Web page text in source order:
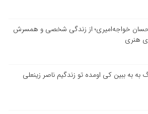
خواجه‌امیری؛ از زندگی شخصی و همسرش
هنری
به به ببین کی اومده تو زندگیم ناصر زینعلی